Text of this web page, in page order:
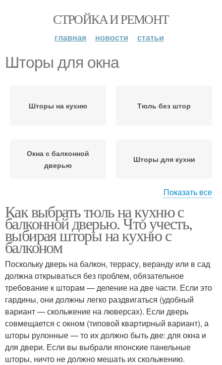
СТРОЙКА И РЕМОНТ
главная новости статьи
Шторы для окна
Шторы на кухню Тюль без штор
Окна с балконной
дверью
Шторы для кухни
Римские шторы Рулонные шторы
Современные шторы
Показать все
Как выбрать тюль на кухню с
балконной дверью. Что учесть,
выбирая шторы на кухню с
балконом
Поскольку дверь на балкон, террасу, веранду или в сад
должна открываться без проблем, обязательное
требование к шторам — деление на две части. Если это
гардины, они должны легко раздвигаться (удобный
вариант — скольжение на люверсах). Если дверь
совмещается с окном (типовой квартирный вариант), а
шторы рулонные — то их должно быть две: для окна и
для двери. Если вы выбрали японские панельные
шторы, ничто не должно мешать их скольжению.